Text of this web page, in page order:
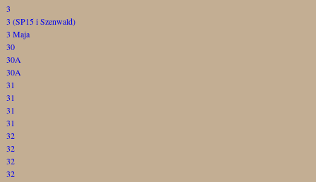
3
3 (SP15 i Szenwald)
3 Maja
30
30A
30A
31
31
31
31
32
32
32
32